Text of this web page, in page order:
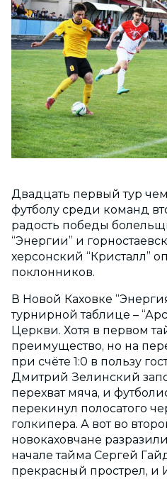
Двадцать первый тур
футболу среди команд
радость победы
“Энергии” и
херсонский “Кристалл”
поклонников.
В Новой Каховке
турнирной таблице –
Церкви. Хотя в первом
преимущество, но на
при счёте 1:0 в пользу
Дмитрий Зелинский
перехват мяча, и
перекинул полосатого
голкипера. А вот во
новокаховчане
начале тайма Сергей
прекрасный прострел, и